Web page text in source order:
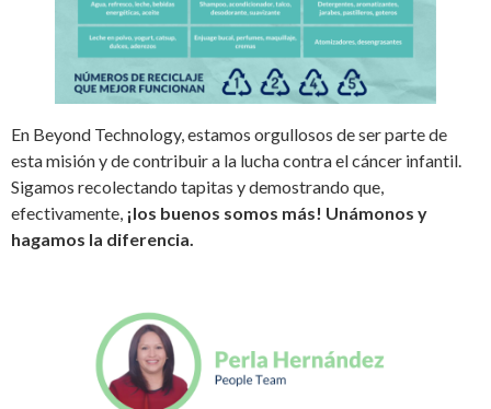
En Beyond Technology, estamos orgullosos de ser parte de
esta misión y de contribuir a la lucha contra el cáncer infantil.
Sigamos recolectando tapitas y demostrando que,
efectivamente, ¡los buenos somos más! Unámonos y
hagamos la diferencia.